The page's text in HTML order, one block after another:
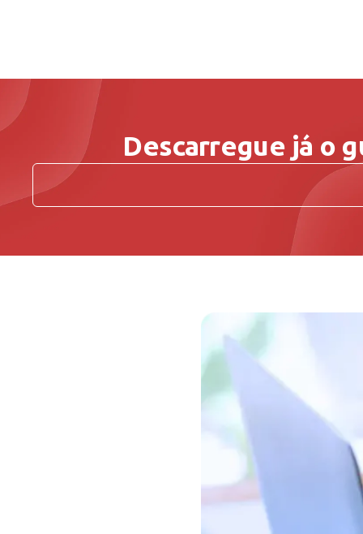
Descarregue já o